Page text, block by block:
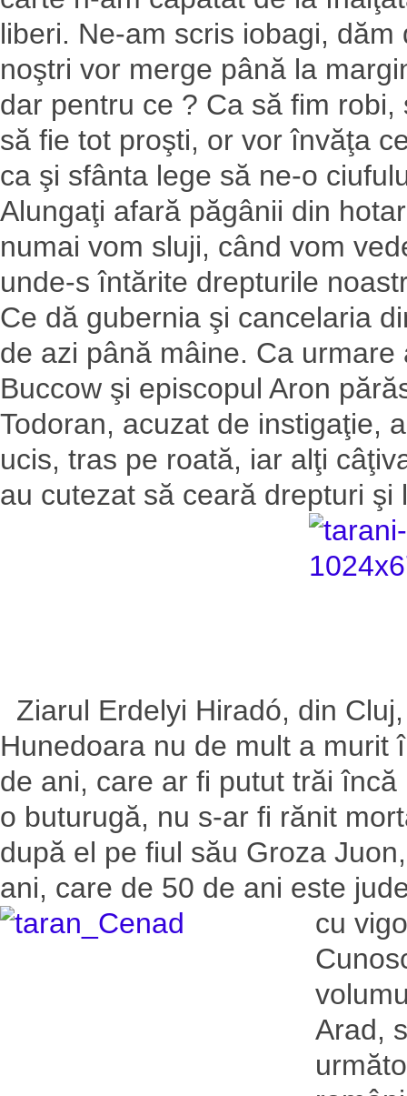
liberi. Ne-am scris iobagi,
noştri vor merge până la
dar pentru ce ? Ca să fim
să fie tot proşti, or vor învăţa
ca şi sfânta lege să ne-o
Alungaţi afară păgânii din
numai vom sluji, când vom
unde-s întărite drepturile
Ce dă gubernia şi cancelaria
de azi până mâine. Ca
Buccow şi episcopul Aron
Todoran, acuzat de instigaţie,
ucis, tras pe roată, iar alţi
au cutezat să ceară drepturi
Ziarul Erdelyi Hiradó, din
Hunedoara nu de mult a murit
de ani, care ar fi putut trăi
o buturugă, nu s-ar fi rănit
după el pe fiul său Groza
ani, care de 50 de ani este
cu
Arad,